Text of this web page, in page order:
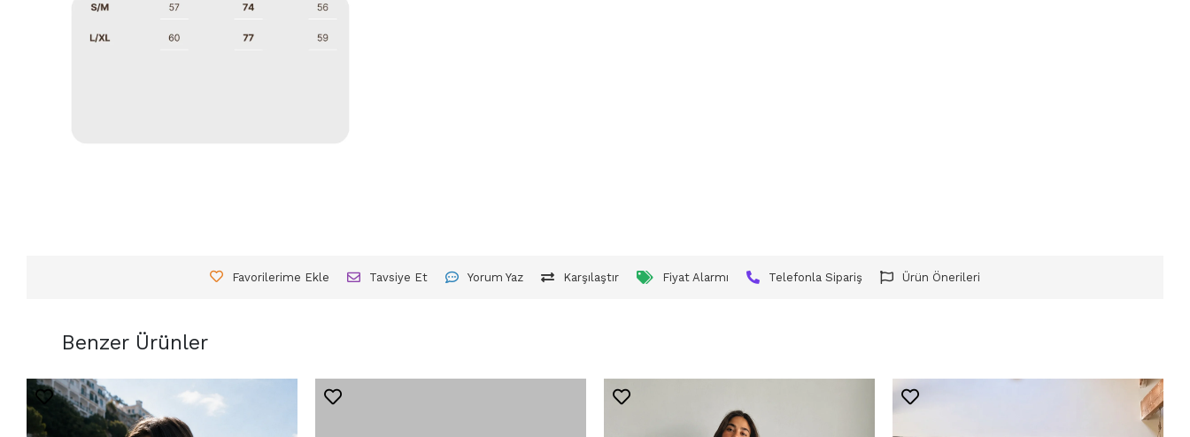
Favorilerime Ekle Tavsiye Et Yorum Yaz Karşılaştır Fiyat Alarmı Telefonla Sipariş Ürün Önerileri
Benzer Ürünler